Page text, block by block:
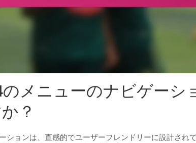
のメニューのナビゲーシ
？
ションは、直感的でユーザーフレンドリーに設計され